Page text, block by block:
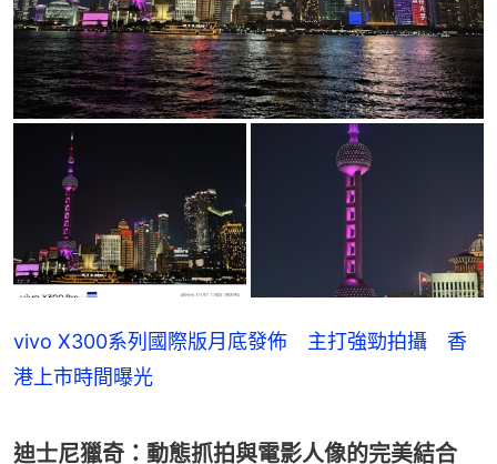
vivo X300系列國際版月底發佈 主打強勁拍攝 香
港上市時間曝光
迪士尼獵奇：動態抓拍與電影人像的完美結合